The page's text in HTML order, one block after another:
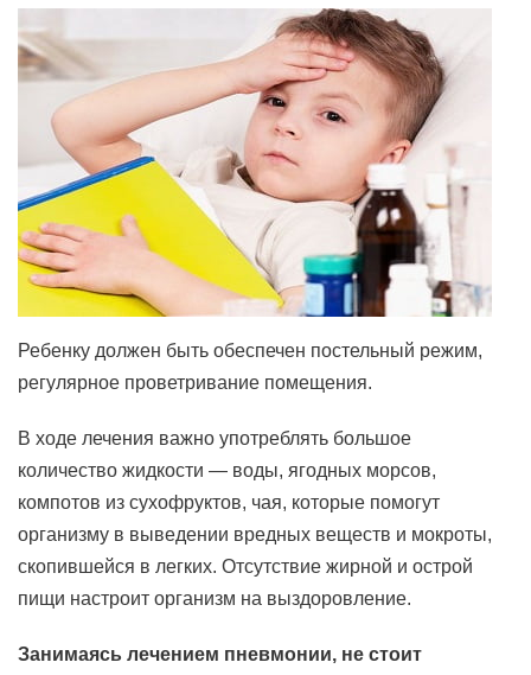
Ребенку должен быть обеспечен постельный режим,
регулярное проветривание помещения.
В ходе лечения важно употреблять большое
количество жидкости — воды, ягодных морсов,
компотов из сухофруктов, чая, которые помогут
организму в выведении вредных веществ и мокроты,
скопившейся в легких. Отсутствие жирной и острой
пищи настроит организм на выздоровление.
Занимаясь лечением пневмонии, не стоит